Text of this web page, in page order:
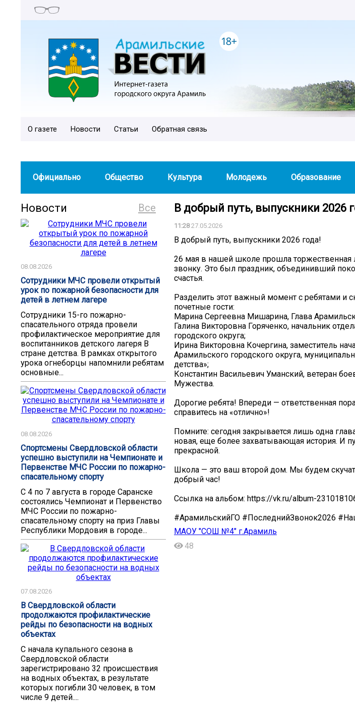
О газете Новости Статьи Обратная связь
Официально Общество Культура Молодежь Образование
Все
Новости
08.08.2026
Сотрудники МЧС провели открытый
урок по пожарной безопасности для
детей в летнем лагере
Сотрудники 15-го пожарно-
спасательного отряда провели
профилактическое мероприятие для
воспитанников детского лагеря В
стране детства. В рамках открытого
урока огнеборцы напомнили ребятам
основные...
08.08.2026
Спортсмены Свердловской области
успешно выступили на Чемпионате и
Первенстве МЧС России по пожарно-
спасательному спорту
С 4 по 7 августа в городе Саранске
состоялись Чемпионат и Первенство
МЧС России по пожарно-
спасательному спорту на приз Главы
Республики Мордовия в городе...
07.08.2026
В Свердловской области
продолжаются профилактические
рейды по безопасности на водных
объектах
С начала купального сезона в
Свердловской области
зарегистрировано 32 происшествия
на водных объектах, в результате
которых погибли 30 человек, в том
числе 9 детей....
В добрый путь, выпускники 2026
11:2827.05.2026
В добрый путь, выпускники 2026 года!
26 мая в нашей школе прошла торжественная
звонку. Это был праздник, объединивший
счастья.
Разделить этот важный момент с ребятами и
почетные гости:
Марина Сергеевна Мишарина, Глава
Галина Викторовна Горяченко, начальник
городского округа;
Ирина Викторовна Кочергина, заместитель
Арамильского городского округа,
детства»;
Константин Васильевич Уманский, ветеран
Мужества.
Дорогие ребята! Впереди — ответственная
справитесь на «отлично»!
Помните: сегодня закрывается лишь одна
новая, еще более захватывающая история. И
прекрасной.
Школа — это ваш второй дом. Мы будем
добрый час!
Ссылка на альбом: https://vk.ru/album-
#АрамильскийГО #ПоследнийЗвонок2026
МАОУ "СОШ №4" г.Арамиль
48